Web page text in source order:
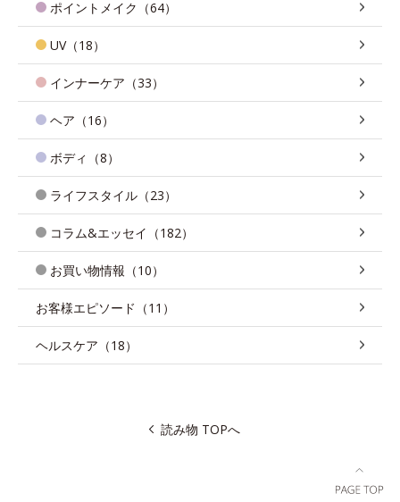
ポイントメイク（64）
UV（18）
インナーケア（33）
ヘア（16）
ボディ（8）
ライフスタイル（23）
コラム&エッセイ（182）
お買い物情報（10）
お客様エピソード（11）
ヘルスケア（18）
読み物 TOPへ